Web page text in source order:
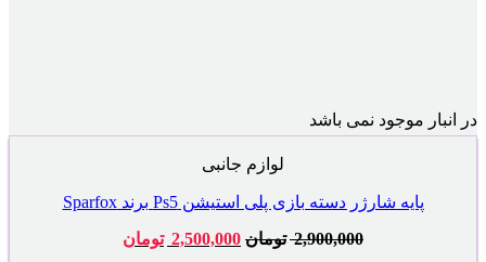
در انبار موجود نمی باشد
لوازم جانبی
پایه شارژر دسته بازی پلی استیشن Ps5 برند Sparfox
2,900,000 تومان قیمت
2,500,000 تومان